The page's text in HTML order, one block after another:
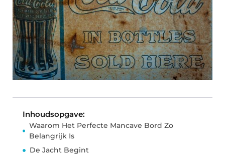
Inhoudsopgave:
Waarom Het Perfecte Mancave Bord Zo
Belangrijk Is
De Jacht Begint